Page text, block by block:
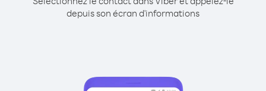
depuis son écran d'informations